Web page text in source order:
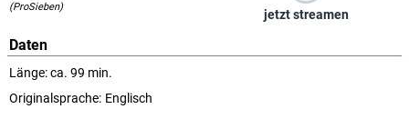
jetzt streamen
(ProSieben)
Daten
Länge: ca. 99 min.
Originalsprache: Englisch